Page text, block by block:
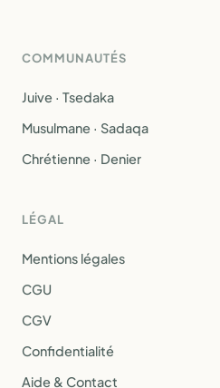
COMMUNAUTÉS
Juive · Tsedaka
Musulmane · Sadaqa
Chrétienne · Denier
LÉGAL
Mentions légales
CGU
CGV
Confidentialité
Aide & Contact